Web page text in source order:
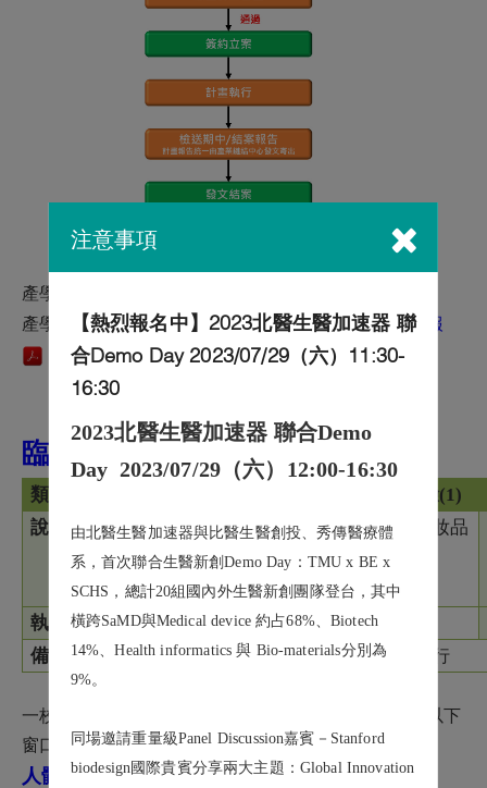
注意事項
【熱烈報名中】2023北醫生醫加速器 聯
合Demo Day 2023/07/29（六）11:30-
16:30
2023北醫生醫加速器 聯合Demo
Day 2023/07/29（六）12:00-16:30
由北醫生醫加速器與比醫生醫創投、秀傳醫療體
系，首次聯合生醫新創Demo Day：TMU x BE x
SCHS，總計20組國內外生醫新創團隊登台，其中
橫跨SaMD與Medical device 約占68%、Biotech
14%、Health informatics 與 Bio-materials分別為
9%。
同場邀請重量級Panel Discussion嘉賓－Stanford
biodesign國際貴賓分享兩大主題：Global Innovation
* 建議使用電腦瀏覽以達圖片最佳顯示效果。
產學合作計畫申請及管理系統(
產學系統說明簡報：產學合作計畫申請系統說明會簡報
臨床試驗
類別
人體試驗(1)
說明
問卷調查、取得、人體檢
體或個人之有關資訊
（不涉及test article）
食品、化妝品
執行機構
學校、研究機構、醫學中心
備註
以上試驗皆需通過IRB核准後，始得執行
一校三院臨床試驗申請（合約簽署及相關事宜）請洽以下
窗口：
人體研究處臨床試驗中心